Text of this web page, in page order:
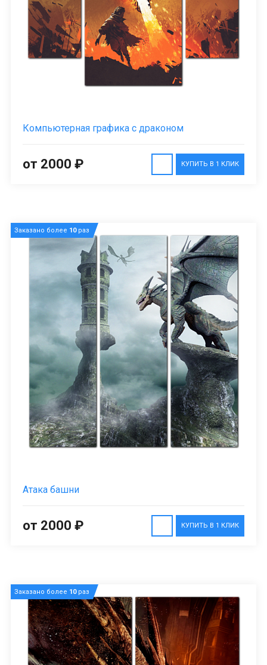
Компьютерная графика с драконом
КУПИТЬ В 1 КЛИК
от 2000 ₽
Заказано более 10раз
Атака башни
КУПИТЬ В 1 КЛИК
от 2000 ₽
Заказано более 10раз